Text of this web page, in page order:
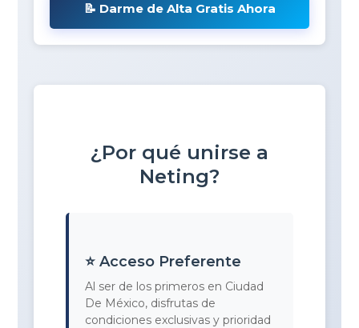
📝 Darme de Alta Gratis Ahora
¿Por qué unirse a
Neting?
⭐ Acceso Preferente
Al ser de los primeros en Ciudad
De México, disfrutas de
condiciones exclusivas y prioridad